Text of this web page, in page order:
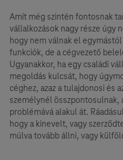
Amit még szintén fontosnak
vállalkozások nagy része úgy
hogy nem válnak el
funkciók, de a cégvezető
Ugyanakkor, ha egy családi
megoldás kulcsát, hogy
céghez, azaz a tulajdonosi és
személynél összpontosulnak,
problémává alakul át.
hogy a kinevelt, vagy
múlva tovább állni, vagy